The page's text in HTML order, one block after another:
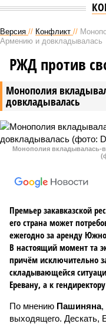
Версия // Конфликт //
Армению и довкладывалась
Монополия
довкладывалась
РЖД против
Монополия вкладывалась-
Премьер закавказской
его страна может
ежегодно за аренду
В настоящий момент та
причём исключительно
складывающейся
Еревану, а к
По мнению Пашиняна,
выходящего. Дескать,